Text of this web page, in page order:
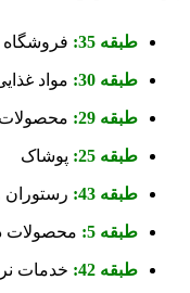
طبقه 35: فروشگاه
طبقه 30: مواد
طبقه 29: محصولات
طبقه 25: پوشاک
طبقه 43: رستوران
طبقه 5: محصولات
طبقه 42: خدمات